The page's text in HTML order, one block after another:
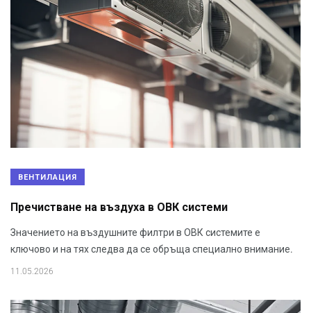
ВЕНТИЛАЦИЯ
Пречистване на въздуха в ОВК системи
Значението на въздушните филтри в ОВК системите е
ключово и на тях следва да се обръща специално внимание.
11.05.2026